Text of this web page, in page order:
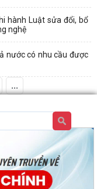
hành Luật sửa đổi, bổ
nghệ
nước có nhu cầu được
...